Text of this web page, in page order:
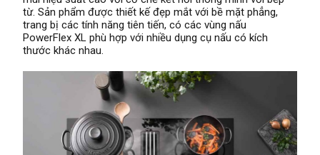
từ. Sản phẩm được thiết kế đẹp mắt với bề mặt phẳng,
trang bị các tính năng tiên tiến, có các vùng nấu
PowerFlex XL phù hợp với nhiều dụng cụ nấu có kích
thước khác nhau.